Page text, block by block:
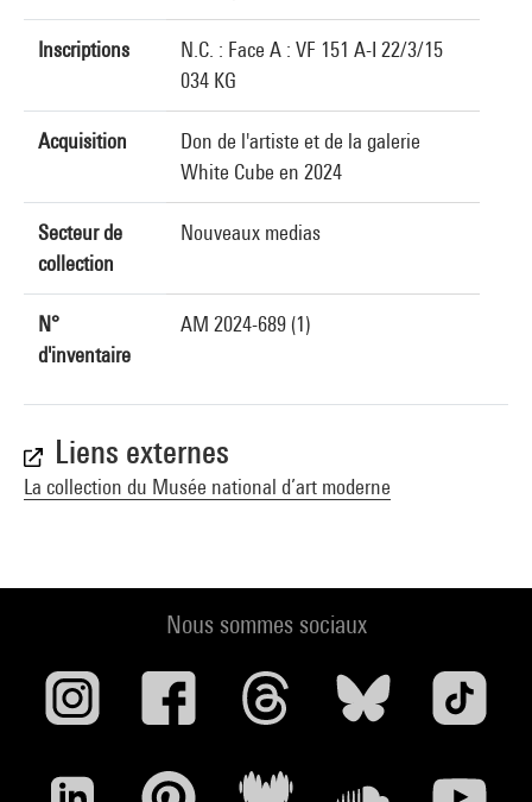
Inscriptions
N.C. : Face A : VF 151 A-I 22/3/15
034 KG
Acquisition
Don de l'artiste et de la galerie
White Cube en 2024
Secteur de
collection
Nouveaux medias
N°
d'inventaire
AM 2024-689 (1)
Liens externes
La collection du Musée national d’art moderne
Nous sommes sociaux